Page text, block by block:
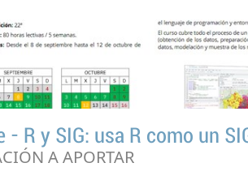
- R y SIG: usa R como un
A APORTAR